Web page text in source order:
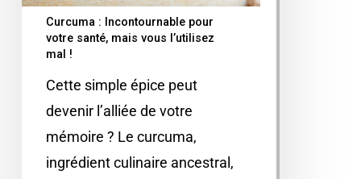
Curcuma : Incontournable pour
votre santé, mais vous l’utilisez
mal !
Cette simple épice peut
devenir l’alliée de votre
mémoire ? Le curcuma,
ingrédient culinaire ancestral,